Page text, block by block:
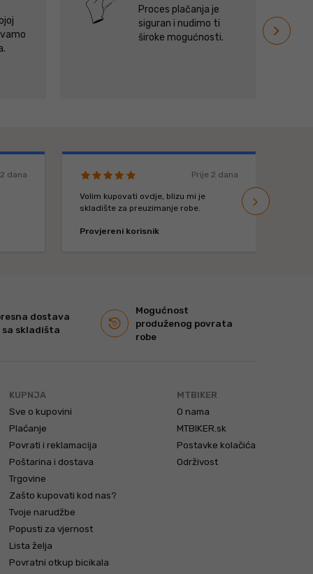
Proces plačanja je
siguran i nudimo ti
široke mogućnosti.
navigate_next ďalší
dana Prije 2 dana
Volim kupovati ovdje, blizu mi je
skladište za preuzimanje robe.
Provjereni korisnik
navigate_next sljedeći
dostava
sa skladišta
Mogućnost
produženog povrata
robe
KUPNJA
Sve o kupovini
Plaćanje
Povrati i reklamacija
Poštarina i dostava
Trgovine
Zašto kupovati kod nas?
Tvoje narudžbe
Popusti za vjernost
Lista želja
Povratni otkup bicikala
MTBIKER
O nama
MTBIKER.sk
Postavke kolačića
Održivost